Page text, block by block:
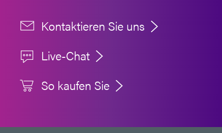
Kontaktieren Sie uns
Live-Chat
So kaufen Sie